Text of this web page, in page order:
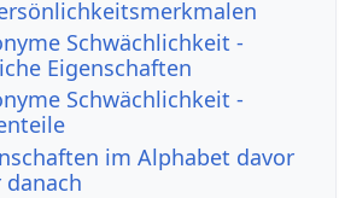
Schwächlichkeit -
Eigenschaften
Schwächlichkeit -
im Alphabet davor
danach